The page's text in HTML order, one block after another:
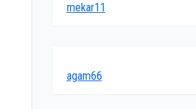
mekar11
agam66